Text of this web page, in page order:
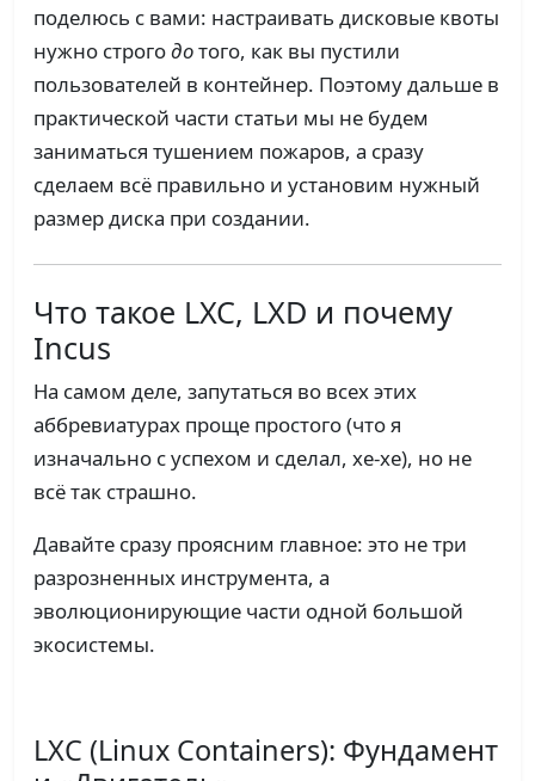
поделюсь с вами: настраивать дисковые квоты
нужно строгодотого, как вы пустили
пользователей в контейнер. Поэтому дальше в
практической части статьи мы не будем
заниматься тушением пожаров, а сразу
сделаем всё правильно и установим нужный
размер диска при создании.
Что такое LXC, LXD и почему
Incus
На самом деле, запутаться во всех этих
аббревиатурах проще простого (что я
изначально с успехом и сделал, хе-хе), но не
всё так страшно.
Давайте сразу проясним главное: это не три
разрозненных инструмента, а
эволюционирующие части одной большой
экосистемы.
LXC (Linux Containers): Фундамент